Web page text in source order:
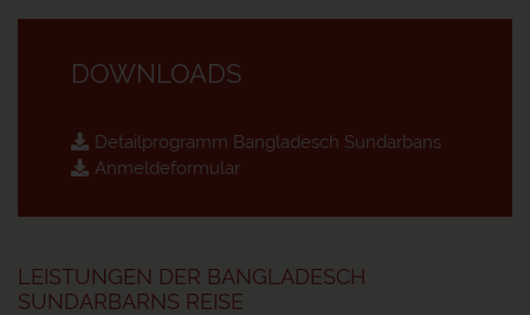
DOWNLOADS
Detailprogramm Bangladesch Sundarbans
Anmeldeformular
LEISTUNGEN DER BANGLADESCH
SUNDARBARNS REISE